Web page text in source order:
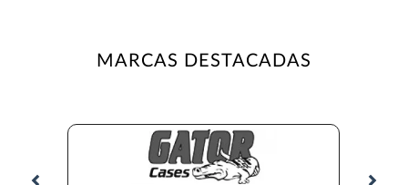
MARCAS DESTACADAS